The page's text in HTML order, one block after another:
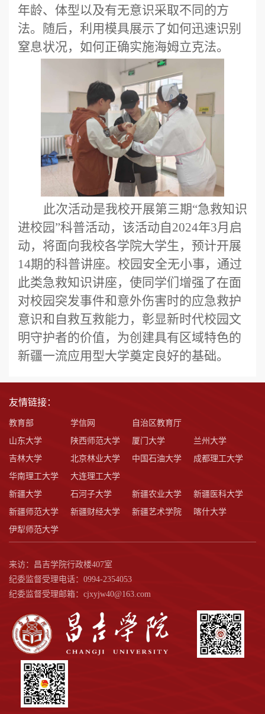
年龄、体型以及有无意识采取不同的方
法。随后，利用模具展示了如何迅速识别
窒息状况，如何正确实施海姆立克法。
此次活动是我校开展第三期“急救知识
进校园”科普活动，该活动自2024年3月启
动，将面向我校各学院大学生，预计开展
14期的科普讲座。 校园安全无小事，通过
此类急救知识讲座， 使同学们增强了在面
对校园突发事件和意外伤害时的应急救护
意识和自救互救能力 ， 彰显新时代校园文
明守护者的价值，为创建具有区域特色的
新疆一流应用型大学奠定良好的基础。
友情链接：
教育部 学信网
自治区教育厅
山东大学
陕西师范大学 厦门大学
兰州大学
吉林大学
北京林业大学 中国石油大学
成都理工大学
华南理工大学
大连理工大学
新疆大学
石河子大学 新疆农业大学
新疆医科大学
新疆师范大学
新疆财经大学 新疆艺术学院
喀什大学
伊犁师范大学
来访：昌吉学院行政楼407室
纪委监督受理电话：0994-2354053
纪委监督受理邮箱：cjxyjw40@163.com